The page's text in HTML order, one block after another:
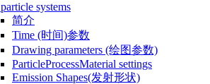
systems
简介
Time (时间)参数
Drawing parameters (绘图参数)
ParticleProcessMaterial settings
Emission Shapes(发射形状)